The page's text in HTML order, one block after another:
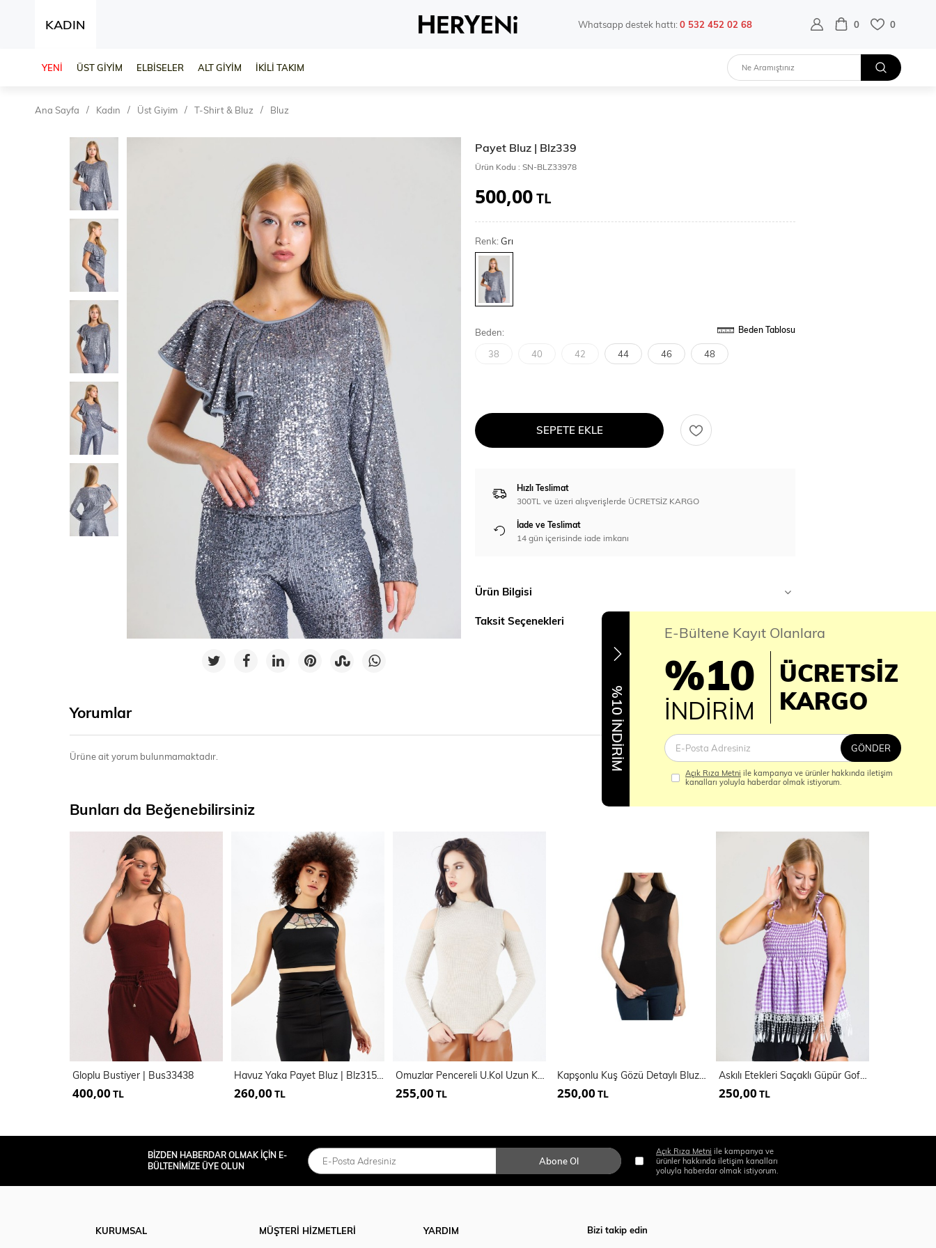
KADIN Whatsapp destek hattı:0 532 452 02 68 0 0
YENİ ÜST GİYİM ELBİSELER ALT GİYİM İKİLİ TAKIM
Ana Sayfa Kadın Üst Giyim T-Shirt & Bluz Bluz
Payet Bluz | Blz339
Ürün Kodu : SN-BLZ33978
500,00TL
Renk:Grı
Beden: Beden Tablosu
38 40 42 44 46 48
SEPETE EKLE
Hızlı Teslimat
300TL ve üzeri alışverişlerde ÜCRETSİZ KARGO
İade ve Teslimat
14 gün içerisinde iade imkanı
Ürün Bilgisi
Taksit Seçenekleri
Yorumlar
Ürüne ait yorum bulunmamaktadır.
Bunları da Beğenebilirsiniz
Gloplu Bustiyer | Bus33438
400,00 TL
Havuz Yaka Payet Bluz | Blz31509
260,00 TL
Omuzlar Pencereli U.Kol Uzun Kaşkorse Bluz
255,00 TL
Kapşonlu Kuş Gözü Detaylı Bluz | Blz13910
250,00 TL
Askılı Etekleri Saçaklı Güpür Gofre Bluz |Blz33496
250,00 TL
%10 İNDİRİM
E-Bültene Kayıt Olanlara
%10
İNDİRİM
ÜCRETSİZ
KARGO
GÖNDER
Açık Rıza Metni ile kampanya ve ürünler hakkında iletişim
kanalları yoluyla haberdar olmak istiyorum.
BİZDEN HABERDAR OLMAK İÇİN E-
BÜLTENİMİZE ÜYE OLUN
Abone Ol
Açık Rıza Metni ile kampanya ve
ürünler hakkında iletişim kanalları
yoluyla haberdar olmak istiyorum.
KURUMSAL
MÜŞTERİ HİZMETLERİ
YARDIM
Bizi takip edin